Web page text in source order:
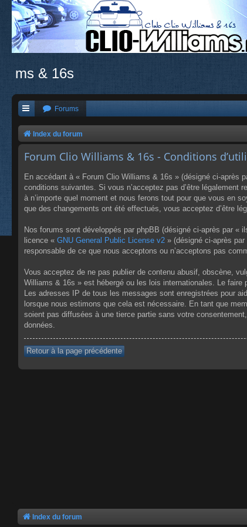
ms & 16s
Forums
Index du forum
Forum Clio Williams & 16s - Conditions
En accédant à « Forum Clio Williams & 16s » (désigné ci-après
conditions suivantes. Si vous n’acceptez pas d’être
à n’importe quel moment et nous ferons tout pour que vous en
que des changements ont été effectués, vous acceptez d’être
Nos forums sont développés par phpBB (désigné ci-après par
licence « GNU General Public License v2 » (désigné ci-après
responsable de ce que nous acceptons ou n’acceptons pas
Vous acceptez de ne pas publier de contenu abusif, obscène,
Williams & 16s » est hébergé ou les lois internationales. Le
Les adresses IP de tous les messages sont enregistrées pour
lorsque nous estimons que cela est nécessaire. En tant que
soient pas diffusées à une tierce partie sans votre
données.
Retour à la page précédente
Index du forum